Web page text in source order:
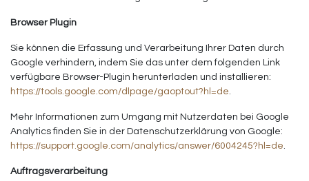
Browser Plugin
Sie können die Erfassung und Verarbeitung Ihrer Daten durch
Google verhindern, indem Sie das unter dem folgenden Link
verfügbare Browser-Plugin herunterladen und installieren:
https://tools.google.com/dlpage/gaoptout?hl=de.
Mehr Informationen zum Umgang mit Nutzerdaten bei Google
Analytics finden Sie in der Datenschutzerklärung von Google:
https://support.google.com/analytics/answer/6004245?hl=de.
Auftragsverarbeitung